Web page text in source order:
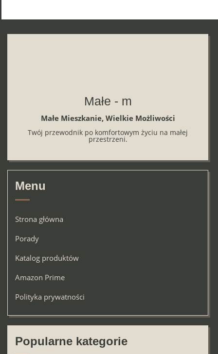
Małe - m
Małe Mieszkanie, Wielkie Możliwości
Twój przewodnik po komfortowym życiu na małej
przestrzeni.
Menu
Strona główna
Porady
Katalog produktów
Amazon Prime
Polityka prywatności
Popularne kategorie